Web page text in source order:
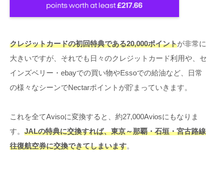
クレジットカードの初回特典である20,000ポイントが非常に
大きいですが、それでも日々のクレジットカード利用や、セ
インズベリー・ebayでの買い物やEssoでの給油など、日常
の様々なシーンでNectarポイントが貯まっていきます。
これを全てAvisoに変換すると、約27,000Aviosにもなりま
す。 JALの特典に交換すれば、東京～那覇・石垣・宮古路線
往復航空券に交換できてしまいます。